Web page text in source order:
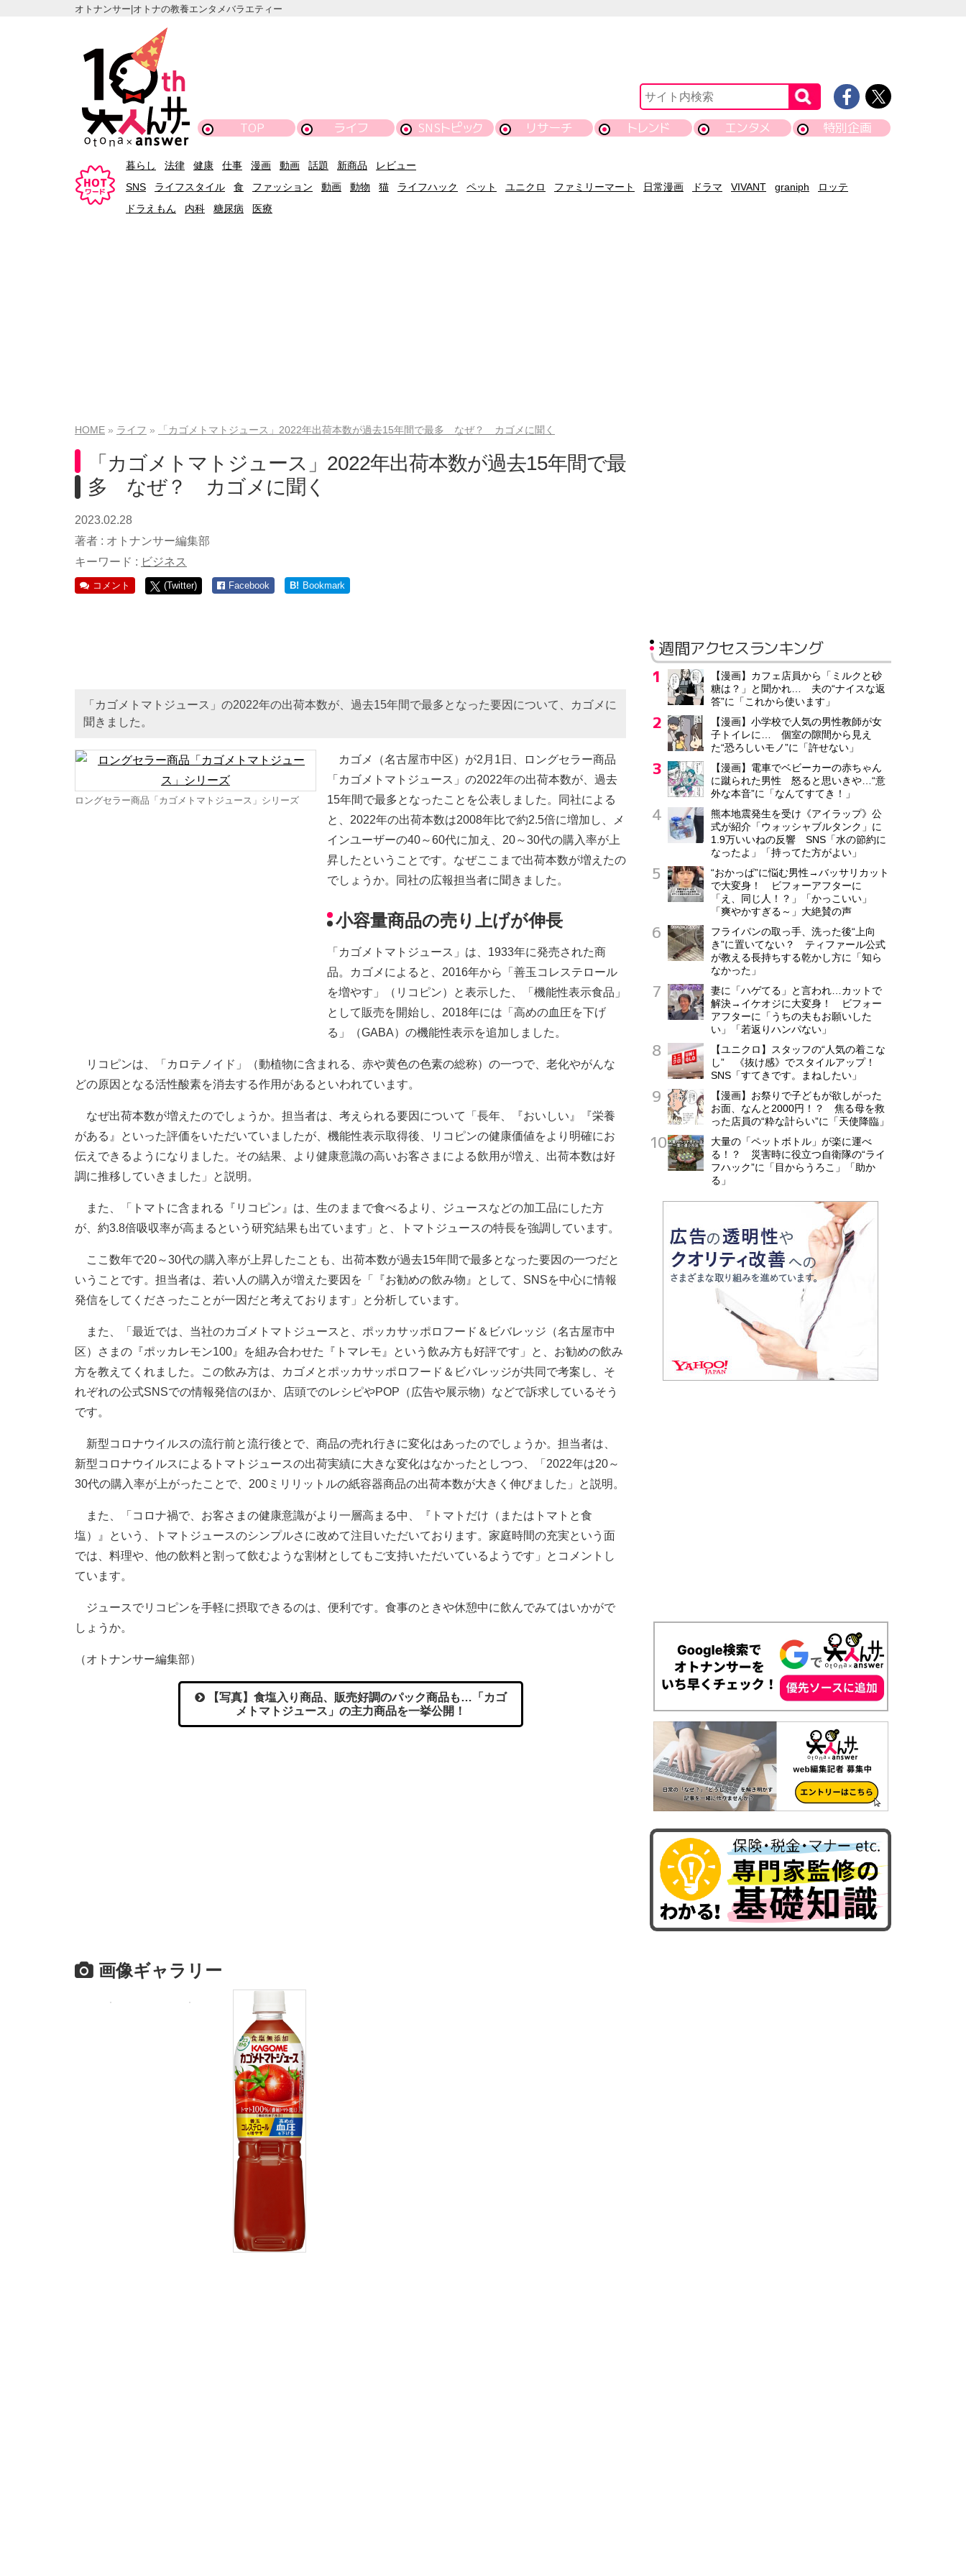
オトナンサー|オトナの教養エンタメバラエティー
TOP ライフ SNSトピック リサーチ トレンド エンタメ 特別企画
暮らし 法律 健康 仕事 漫画 動画 話題 新商品
レビュー
SNS
ライフスタイル 食 ファッション 動画 動物 猫 ライフハック ペット ユニクロ ファミリーマート 日常漫画 ドラマ VIVANT graniph
ロッテ
ドラえもん
内科 糖尿病 医療
HOME ライフ 「カゴメトマトジュース」2022年出荷本数が過去15年間で最多 なぜ？ カゴメに聞く
「カゴメトマトジュース」2022年出荷本数が過去15年間で最
多 なぜ？ カゴメに聞く
2023.02.28
著者 : オトナンサー編集部
キーワード : ビジネス
コメント (Twitter) Facebook B! Bookmark
「カゴメトマトジュース」の2022年の出荷本数が、過去15年間で最多となった要因について、カゴメに
聞きました。
ロングセラー商品「カゴメトマトジュース」シリーズ
カゴメ（名古屋市中区）が2月1日、ロングセラー商品
「カゴメトマトジュース」の2022年の出荷本数が、過去
15年間で最多となったことを公表しました。同社による
と、2022年の出荷本数は2008年比で約2.5倍に増加し、メ
インユーザーの40～60代に加え、20～30代の購入率が上
昇したということです。なぜここまで出荷本数が増えたの
でしょうか。同社の広報担当者に聞きました。
小容量商品の売り上げが伸長
「カゴメトマトジュース」は、1933年に発売された商
品。カゴメによると、2016年から「善玉コレステロール
を増やす」（リコピン）と表示した、「機能性表示食品」
として販売を開始し、2018年には「高めの血圧を下げ
る」（GABA）の機能性表示を追加しました。
リコピンは、「カロテノイド」（動植物に含まれる、赤や黄色の色素の総称）の一つで、老化やがんな
どの原因となる活性酸素を消去する作用があるといわれています。
なぜ出荷本数が増えたのでしょうか。担当者は、考えられる要因について「長年、『おいしい』『栄養
がある』といった評価をいただいていましたが、機能性表示取得後、リコピンの健康価値をより明確にお
伝えできるようになりました。その結果、より健康意識の高いお客さまによる飲用が増え、出荷本数は好
調に推移していきました」と説明。
また、「トマトに含まれる『リコピン』は、生のままで食べるより、ジュースなどの加工品にした方
が、約3.8倍吸収率が高まるという研究結果も出ています」と、トマトジュースの特長を強調しています。
ここ数年で20～30代の購入率が上昇したことも、出荷本数が過去15年間で最多となった要因の一つだと
いうことです。担当者は、若い人の購入が増えた要因を「『お勧めの飲み物』として、SNSを中心に情報
発信をしてくださったことが一因だと考えております」と分析しています。
また、「最近では、当社のカゴメトマトジュースと、ポッカサッポロフード＆ビバレッジ（名古屋市中
区）さまの『ポッカレモン100』を組み合わせた『トマレモ』という飲み方も好評です」と、お勧めの飲み
方を教えてくれました。この飲み方は、カゴメとポッカサッポロフード＆ビバレッジが共同で考案し、そ
れぞれの公式SNSでの情報発信のほか、店頭でのレシピやPOP（広告や展示物）などで訴求しているそう
です。
新型コロナウイルスの流行前と流行後とで、商品の売れ行きに変化はあったのでしょうか。担当者は、
新型コロナウイルスによるトマトジュースの出荷実績に大きな変化はなかったとしつつ、「2022年は20～
30代の購入率が上がったことで、200ミリリットルの紙容器商品の出荷本数が大きく伸びました」と説明。
また、「コロナ禍で、お客さまの健康意識がより一層高まる中、『トマトだけ（またはトマトと食
塩）』という、トマトジュースのシンプルさに改めて注目いただいております。家庭時間の充実という面
では、料理や、他の飲料と割って飲むような割材としてもご支持いただいているようです」とコメントし
ています。
ジュースでリコピンを手軽に摂取できるのは、便利です。食事のときや休憩中に飲んでみてはいかがで
しょうか。
（オトナンサー編集部）
【写真】食塩入り商品、販売好調のパック商品も…「カゴ
メトマトジュース」の主力商品を一挙公開！
画像ギャラリー
週間アクセスランキング
【漫画】カフェ店員から「ミルクと砂
糖は？」と聞かれ… 夫の“ナイスな返
答”に「これから使います」
【漫画】小学校で人気の男性教師が女
子トイレに… 個室の隙間から見え
た“恐ろしいモノ”に「許せない」
【漫画】電車でベビーカーの赤ちゃん
に蹴られた男性 怒ると思いきや…“意
外な本音”に「なんてすてき！」
熊本地震発生を受け《アイラップ》公
式が紹介「ウォッシャブルタンク」に
1.9万いいねの反響 SNS「水の節約に
なったよ」「持ってた方がよい」
“おかっぱ”に悩む男性→バッサリカット
で大変身！ ビフォーアフターに
「え、同じ人！？」「かっこいい」
「爽やかすぎる～」大絶賛の声
フライパンの取っ手、洗った後“上向
き”に置いてない？ ティファール公式
が教える長持ちする乾かし方に「知ら
なかった」
妻に「ハゲてる」と言われ…カットで
解決→イケオジに大変身！ ビフォー
アフターに「うちの夫もお願いした
い」「若返りハンパない」
【ユニクロ】スタッフの“人気の着こな
し” 《抜け感》でスタイルアップ！
SNS「すてきです。まねしたい」
【漫画】お祭りで子どもが欲しがった
お面、なんと2000円！？ 焦る母を救
った店員の“粋な計らい”に「天使降臨」
大量の「ペットボトル」が楽に運べ
る！？ 災害時に役立つ自衛隊の“ライ
フハック”に「目からうろこ」「助か
る」